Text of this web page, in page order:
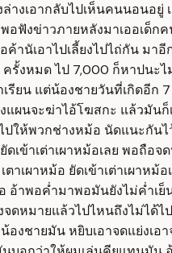
างเอากลับไปเห็นคนนอนอยู่ เ
อฟังข่าวภายหลังมาเออเด็ก
านัเอาไปเลี้ยงไปไถ่กัน มา
ครั้งหมด ไป 7,000 ก็หาปนะ
รียน แต่น้องชายวันที่เกิดอีก
แผนจะฆ่าไอ้โฆสกะ แล้วมัน
ปให้พวกช่างหม้อ นัดแนะกันไ
เข้าเต่าเผาหม้อเลย พอถือจ
ตาเผาหม้อ ยัดเข้าเต่าเผาหม้
อ อ้าพอค่ำมาพอมันยังไม่ค่ำเ
จดหมายแล้วไปไหนถึงไม่ได้ไ
องชายมัน หยิบเอาจดแย่งเอ